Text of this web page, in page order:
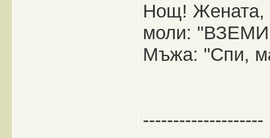
Нощ! Жената,
моли:
Мъжа: "Спи,
--------------------